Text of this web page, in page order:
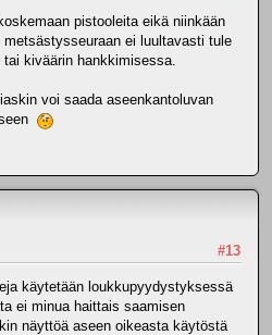
pistooleita eikä niinkään
ei luultavasti tule
kiväärin hankkimisessa.
voi saada aseenkantoluvan
#13
käytetään loukkupyydystyksessä
ei minua haittais saamisen
näyttöä aseen oikeasta käytöstä